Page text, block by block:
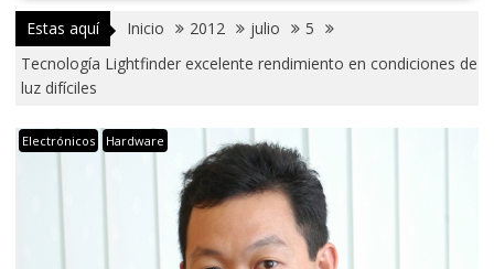
Estas aquí Inicio 2012 julio
5
Tecnología Lightfinder excelente rendimiento en condiciones de
luz difíciles
Electrónicos Hardware